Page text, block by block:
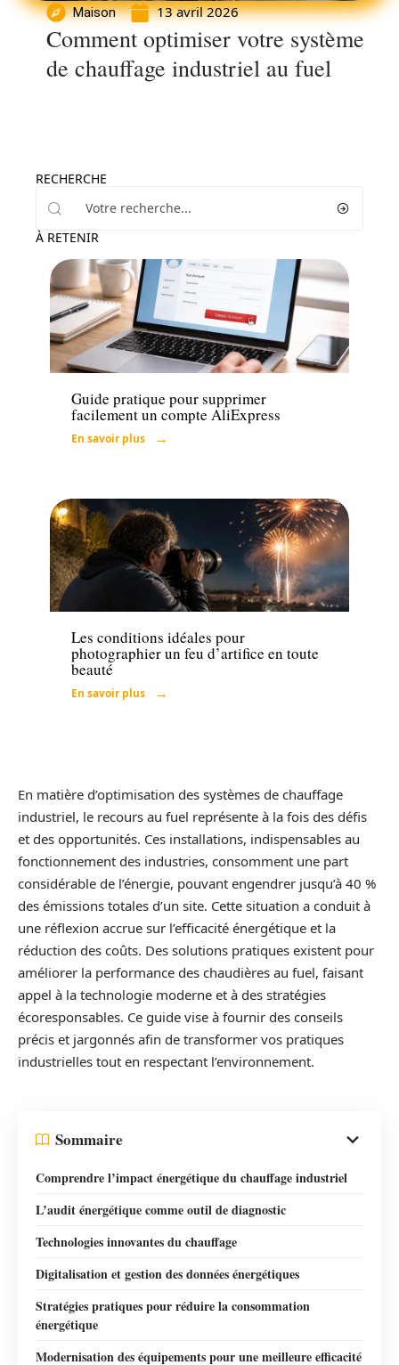
Maison 13 avril 2026
Comment optimiser votre système
de chauffage industriel au fuel
RECHERCHE
À RETENIR
Entreprise
Guide pratique pour supprimer
facilement un compte AliExpress
En savoir plus
Les conditions idéales pour
photographier un feu d’artifice en toute
beauté
En savoir plus
En matière d’optimisation des systèmes de chauffage
industriel, le recours au fuel représente à la fois des défis
et des opportunités. Ces installations, indispensables au
fonctionnement des industries, consomment une part
considérable de l’énergie, pouvant engendrer jusqu’à 40 %
des émissions totales d’un site. Cette situation a conduit à
une réflexion accrue sur l’efficacité énergétique et la
réduction des coûts. Des solutions pratiques existent pour
améliorer la performance des chaudières au fuel, faisant
appel à la technologie moderne et à des stratégies
écoresponsables. Ce guide vise à fournir des conseils
précis et jargonnés afin de transformer vos pratiques
industrielles tout en respectant l’environnement.
Sommaire
Comprendre l’impact énergétique du chauffage industriel
L’audit énergétique comme outil de diagnostic
Technologies innovantes du chauffage
Digitalisation et gestion des données énergétiques
Stratégies pratiques pour réduire la consommation
énergétique
Modernisation des équipements pour une meilleure efficacité